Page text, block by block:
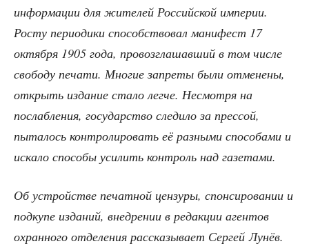
инфор­ма­ции для жите­лей Рос­сий­ской импе­рии.
Росту пери­о­ди­ки спо­соб­ство­вал мани­фест 17
октяб­ря 1905 года, про­воз­гла­шав­ший в том чис­ле
сво­бо­ду печа­ти. Мно­гие запре­ты были отме­не­ны,
открыть изда­ние ста­ло лег­че. Несмот­ря на
послаб­ле­ния, госу­дар­ство сле­ди­ло за прес­сой,
пыта­лось кон­тро­ли­ро­вать её раз­ны­ми спо­со­ба­ми и
иска­ло спо­со­бы уси­лить кон­троль над газетами.
Об устрой­стве печат­ной цен­зу­ры, спон­си­ро­ва­нии и
под­ку­пе изда­ний, внед­ре­нии в редак­ции аген­тов
охран­но­го отде­ле­ния рас­ска­зы­ва­ет Сер­гей Лунёв.